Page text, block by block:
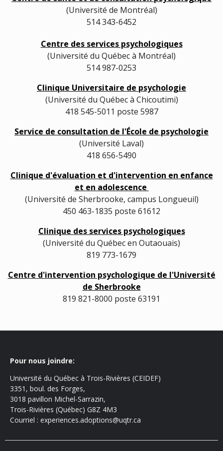
(Université de Montréal)
514 343-6452
Centre des services psychologiques
(Université du Québec à Montréal)
514 987-0253
Clinique Universitaire de psychologie
(Université du Québec à Chicoutimi)
418 545-5011 poste 5987
Service de consultation de l'École de psychologie
(Université Laval)
418 656-5490
Clinique d'évaluation et d'intervention en enfance
et en adolescence
(Université de Sherbrooke, campus Longueuil)
450 463-1835 poste 61612
Clinique des services psychologiques
(Université du Québec en Outaouais)
819 773-1679
Centre d'intervention psychologique de l'Université
de Sherbrooke
819 821-8000 poste 63191
Pour nous joindre:
Université du Québec à Trois-Rivières (CEIDEF)
3351, boul. des Forges,
3018 pavillon Michel-Sarrazin,
Trois-Rivières (Québec) G8Z 4M3
Courriel : experiences.adoptions@uqtr.ca